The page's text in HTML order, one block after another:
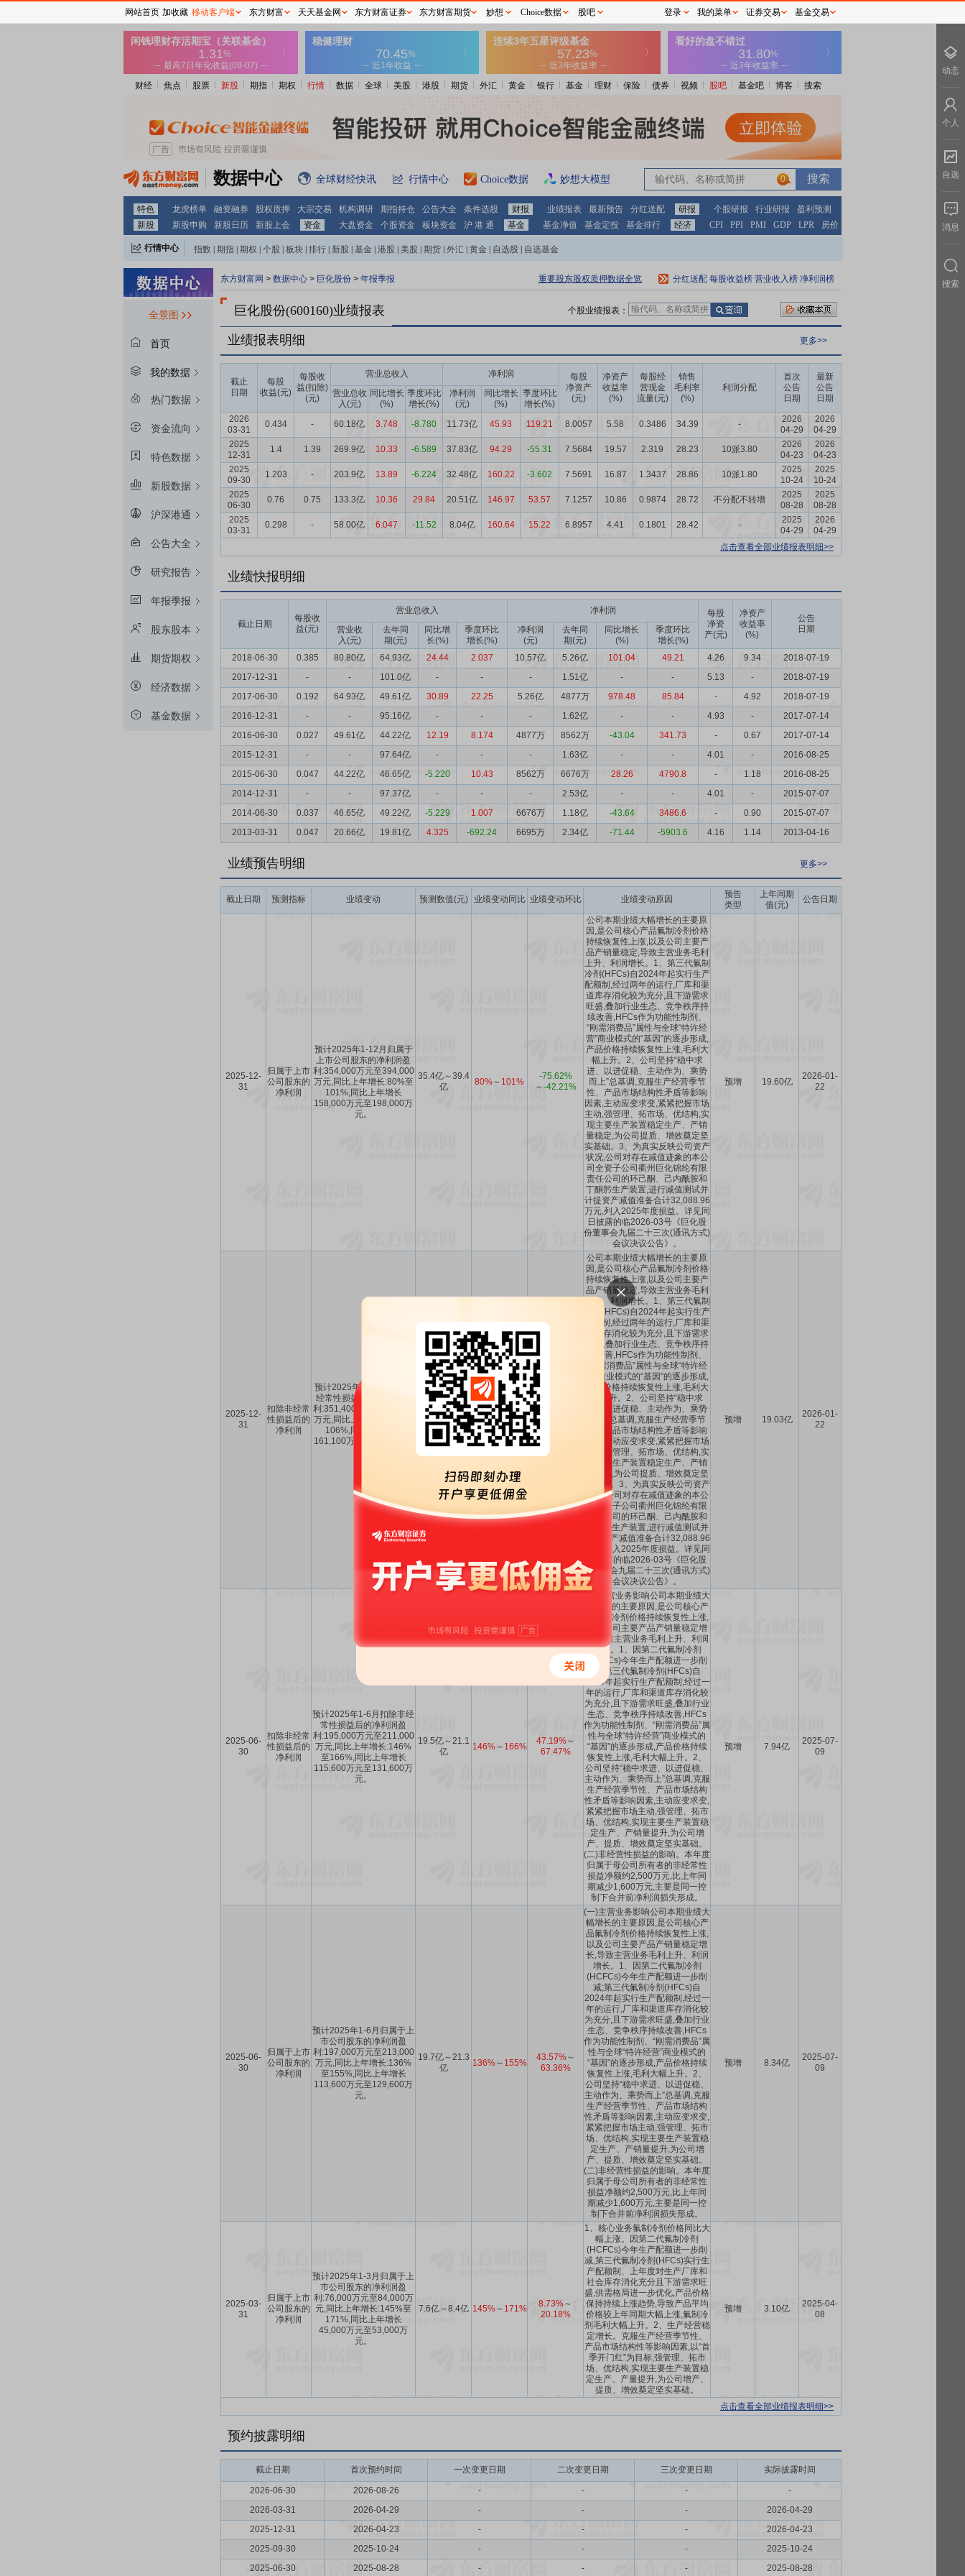
财经 焦点 股票 新股 期指 期权 行情 数据 全球 美股 港股 期货 外汇 黄金 银行 基金 理财 保险 债券 视频 股吧 基金吧 博客 搜索
数据中心 全球财经快讯 行情中心 Choice数据 妙想大模型 0
特色 龙虎榜单 融资融券 股权质押 大宗交易 机构调研 期指持仓 公告大全 条件选股 财报 业绩报表 最新预告 分红送配 研报 个股研报 行业研报
盈利预测
新股
新股申购 新股日历 新股上会 资金 大盘资金 个股资金 板块资金 沪 港 通 基金 基金净值 基金定投 基金排行 经济 CPI PPI PMI GDP LPR 房价
行情中心 指数 期指 期权 个股 板块 排行 新股 基金 港股 美股 期货 外汇 黄金 自选股 自选基金
全景图
首页
我的数据
热门数据
资金流向
特色数据
新股数据
沪深港通
公告大全
研究报告
年报季报
股东股本
期货期权
经济数据
基金数据
东方财富网 > 数据中心 > 巨化股份 > 年报季报 重要股东股权质押数据全览 分红送配 每股收益榜 营业收入榜 净利润榜
巨化股份(600160)业绩报表 个股业绩报表：
业绩报表明细 更多>>
截止
日期
每股
收益(元)
每股收
益(扣除)
(元)
营业总收入 净利润
每股
净资产
(元)
净资产
收益率
(%)
每股经
营现金
流量(元)
销售
毛利率
(%)
利润分配
首次
公告
日期
最新
公告
日期
营业总收
入(元)
同比增长
(%)
季度环比
增长(%)
净利润
(元)
同比增长
(%)
季度环比
增长(%)
2026
03-31
0.434 - 60.18亿 3.748 -8.780 11.73亿 45.93 119.21 8.0057 5.58 0.3486 34.39 -
2026
04-29
2026
04-29
2025
12-31
1.4 1.39 269.9亿 10.33 -6.589 37.83亿 94.29 -55.31 7.5684 19.57 2.319 28.23 10派3.80
2026
04-23
2026
04-23
2025
09-30
1.203 - 203.9亿 13.89 -6.224 32.48亿 160.22 -3.602 7.5691 16.87 1.3437 28.86 10派1.80
2025
10-24
2025
10-24
2025
06-30
0.76 0.75 133.3亿 10.36 29.84 20.51亿 146.97 53.57 7.1257 10.86 0.9874 28.72 不分配不转增
2025
08-28
2025
08-28
2025
03-31
0.298 - 58.00亿 6.047 -11.52 8.04亿 160.64 15.22 6.8957 4.41 0.1801 28.42 -
2025
04-29
2026
04-29
点击查看全部业绩报表明细>>
业绩快报明细
截止日期
每股收
益(元)
营业总收入 净利润
每股
净资
产(元)
净资产
收益率
(%)
公告
日期
营业收
入(元)
去年同
期(元)
同比增
长(%)
季度环比
增长(%)
净利润
(元)
去年同
期(元)
同比增长
(%)
季度环比
增长(%)
2018-06-30
0.385 80.80亿 64.93亿 24.44 2.037 10.57亿 5.26亿 101.04 49.21 4.26 9.34
2018-07-19
2017-12-31
- - 101.0亿 - - - 1.51亿 - - 5.13 -
2018-07-19
2017-06-30
0.192 64.93亿 49.61亿 30.89 22.25 5.26亿 4877万 978.48 85.84 - 4.92
2018-07-19
2016-12-31
- - 95.16亿 - - - 1.62亿 - - 4.93 -
2017-07-14
2016-06-30
0.027 49.61亿 44.22亿 12.19 8.174 4877万 8562万 -43.04 341.73 - 0.67
2017-07-14
2015-12-31
- - 97.64亿 - - - 1.63亿 - - 4.01 -
2016-08-25
2015-06-30
0.047 44.22亿 46.65亿 -5.220 10.43 8562万 6676万 28.26 4790.8 - 1.18
2016-08-25
2014-12-31
- - 97.37亿 - - - 2.53亿 - - 4.01 -
2015-07-07
2014-06-30
0.037 46.65亿 49.22亿 -5.229 1.007 6676万 1.18亿 -43.64 3486.6 - 0.90
2015-07-07
2013-03-31
0.047 20.66亿 19.81亿 4.325 -692.24 6695万 2.34亿 -71.44 -5903.6 4.16 1.14 2013-04-16
业绩预告明细 更多>>
截止日期 预测指标 业绩变动 预测数值(元) 业绩变动同比 业绩变动环比 业绩变动原因
预告
类型
上年同期
值(元)
公告日期
2025-12-
31
归属于上市
公司股东的
净利润
预计2025年1-12月归属于
上市公司股东的净利润盈
利:354,000万元至394,000
万元,同比上年增长:80%至
101%,同比上年增长
158,000万元至198,000万
元。
35.4亿～39.4
亿
80%～ 101%
-75.62%
～-42.21%
公司本期业绩大幅增长的主要原
因,是公司核心产品氟制冷剂价格
持续恢复性上涨,以及公司主要产
品产销量稳定,导致主营业务毛利
上升、利润增长。1、第三代氟制
冷剂(HFCs)自2024年起实行生产
配额制,经过两年的运行,厂库和渠
道库存消化较为充分,且下游需求
旺盛,叠加行业生态、竞争秩序持
续改善,HFCs作为功能性制剂、
“刚需消费品”属性与全球“特许经
营”商业模式的“基因”的逐步形成,
产品价格持续恢复性上涨,毛利大
幅上升。2、公司坚持“稳中求
进、以进促稳、主动作为、乘势
而上”总基调,克服生产经营季节
性、产品市场结构性矛盾等影响
因素,主动应变求变,紧紧把握市场
主动,强管理、拓市场、优结构,实
现主要生产装置稳定生产、产销
量稳定,为公司提质、增效奠定坚
实基础。3、为真实反映公司资产
状况,公司对存在减值迹象的本公
司全资子公司衢州巨化锦纶有限
责任公司的环己酮、己内酰胺和
丁酮肟生产装置,进行减值测试并
计提资产减值准备合计32,088.96
万元,列入2025年度损益。详见同
日披露的临2026-03号《巨化股
份董事会九届二十三次(通讯方式)
会议决议公告》。
预增 19.60亿
2026-01-
22
2025-12-
31
扣除非经常
性损益后的
净利润
预计2025年1-12月扣除非
经常性损益后的净利润盈
利:351,400万元至391,400
万元,同比上年增长:85%至
106%,同比上年增长
161,100万元至201,100万
35.14亿～
39.14亿
85%～106%
-73.16%
～
公司本期业绩大幅增长的主要原
因,是公司核心产品氟制冷剂价格
持续恢复性上涨,以及公司主要产
品产销量稳定,导致主营业务毛利
上升、利润增长。1、第三代氟制
冷剂(HFCs)自2024年起实行生产
配额制,经过两年的运行,厂库和渠
道库存消化较为充分,且下游需求
旺盛,叠加行业生态、竞争秩序持
续改善,HFCs作为功能性制剂、
“刚需消费品”属性与全球“特许经
营”商业模式的“基因”的逐步形成,
产品价格持续恢复性上涨,毛利大
幅上升。2、公司坚持“稳中求
进、以进促稳、主动作为、乘势
而上”总基调,克服生产经营季节
性、产品市场结构性矛盾等影响
因素,主动应变求变,紧紧把握市场
主动,强管理、拓市场、优结构,实
现主要生产装置稳定生产、产销
量稳定,为公司提质、增效奠定坚
实基础。3、为真实反映公司资产
状况,公司对存在减值迹象的本公
司全资子公司衢州巨化锦纶有限
责任公司的环己酮、己内酰胺和
丁酮肟生产装置,进行减值测试并
计提资产减值准备合计32,088.96
万元,列入2025年度损益。详见同
日披露的临2026-03号《巨化股
份董事会九届二十三次(通讯方式)
会议决议公告》。
预增 19.03亿
2026-01-
22
2025-06-
30
扣除非经常
性损益后的
净利润
预计2025年1-6月扣除非经
常性损益后的净利润盈
利:195,000万元至211,000
万元,同比上年增长:146%
至166%,同比上年增长
115,600万元至131,600万
元。
19.5亿～21.1
亿
146%～ 166%
47.19%～
67.47%
(一)主营业务影响公司本期业绩大
幅增长的主要原因,是公司核心产
品氟制冷剂价格持续恢复性上涨,
以及公司主要产品产销量稳定增
长,导致主营业务毛利上升、利润
增长。1、因第二代氟制冷剂
(HCFCs)今年生产配额进一步削
减;第三代氟制冷剂(HFCs)自
2024年起实行生产配额制,经过一
年的运行,厂库和渠道库存消化较
为充分,且下游需求旺盛,叠加行业
生态、竞争秩序持续改善,HFCs
作为功能性制剂、“刚需消费品”属
性与全球“特许经营”商业模式的
“基因”的逐步形成,产品价格持续
恢复性上涨,毛利大幅上升。2、
公司坚持“稳中求进、以进促稳、
主动作为、乘势而上”总基调,克服
生产经营季节性、产品市场结构
性矛盾等影响因素,主动应变求变,
紧紧把握市场主动,强管理、拓市
场、优结构,实现主要生产装置稳
定生产、产销量提升,为公司增
产、提质、增效奠定坚实基础。
(二)非经营性损益的影响。本年度
归属于母公司所有者的非经常性
损益净额约2,500万元,比上年同
期减少1,600万元,主要是同一控
制下合并前净利润损失形成。
预增 7.94亿
2025-07-
09
2025-06-
30
归属于上市
公司股东的
净利润
预计2025年1-6月归属于上
市公司股东的净利润盈
利:197,000万元至213,000
万元,同比上年增长:136%
至155%,同比上年增长
113,600万元至129,600万
元。
19.7亿～21.3
亿
136%～ 155%
43.57%～
63.36%
(一)主营业务影响公司本期业绩大
幅增长的主要原因,是公司核心产
品氟制冷剂价格持续恢复性上涨,
以及公司主要产品产销量稳定增
长,导致主营业务毛利上升、利润
增长。1、因第二代氟制冷剂
(HCFCs)今年生产配额进一步削
减;第三代氟制冷剂(HFCs)自
2024年起实行生产配额制,经过一
年的运行,厂库和渠道库存消化较
为充分,且下游需求旺盛,叠加行业
生态、竞争秩序持续改善,HFCs
作为功能性制剂、“刚需消费品”属
性与全球“特许经营”商业模式的
“基因”的逐步形成,产品价格持续
恢复性上涨,毛利大幅上升。2、
公司坚持“稳中求进、以进促稳、
主动作为、乘势而上”总基调,克服
生产经营季节性、产品市场结构
性矛盾等影响因素,主动应变求变,
紧紧把握市场主动,强管理、拓市
场、优结构,实现主要生产装置稳
定生产、产销量提升,为公司增
产、提质、增效奠定坚实基础。
(二)非经营性损益的影响。本年度
归属于母公司所有者的非经常性
损益净额约2,500万元,比上年同
期减少1,600万元,主要是同一控
制下合并前净利润损失形成。
预增 8.34亿
2025-07-
09
2025-03-
31
归属于上市
公司股东的
净利润
预计2025年1-3月归属于上
市公司股东的净利润盈
利:76,000万元至84,000万
元,同比上年增长:145%至
171%,同比上年增长
45,000万元至53,000万
元。
7.6亿～8.4亿 145%～ 171% 8.73%～
20.18%
1、核心业务氟制冷剂价格同比大
幅上涨。因第二代氟制冷剂
(HCFCs)今年生产配额进一步削
减,第三代氟制冷剂(HFCs)实行生
产配额制、上年度对生产厂库和
社会库存消化充分且下游需求旺
盛,供需格局进一步优化,产品价格
保持持续上涨趋势,导致产品平均
价格较上年同期大幅上涨,氟制冷
剂毛利大幅上升。2、生产经营稳
定增长。克服生产经营季节性、
产品市场结构性等影响因素,以“首
季开门红”为目标,强管理、拓市
场、优结构,实现主要生产装置稳
定生产、产量提升,为公司增产、
提质、增效奠定坚实基础。
预增 3.10亿
2025-04-
08
点击查看全部业绩报表明细>>
预约披露明细
截止日期 首次预约时间 一次变更日期 二次变更日期 三次变更日期 实际披露时间
2026-06-30 2026-08-26 - - -
-
2026-03-31
2026-04-29 - - -
2026-04-29
2025-12-31
2026-04-23 - - -
2026-04-23
2025-09-30
2025-10-24 - - -
2025-10-24
2025-06-30
2025-08-28 - - - 2025-08-28
网站首页 加收藏 移动客户端 东方财富 天天基金网 东方财富证券 东方财富期货 妙想 Choice数据 股吧 登录 我的菜单 证券交易 基金交易
动态
个人
自选
消息
搜索